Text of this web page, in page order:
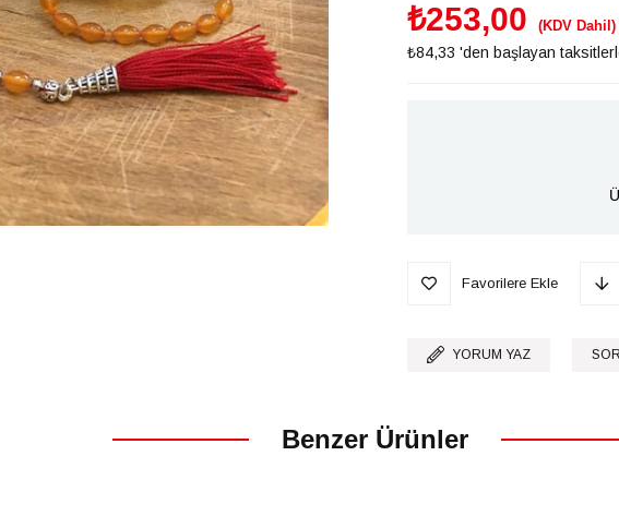
₺253,00 (KDV Dahil)
₺84,33 'den başlayan
Favorilere Ekle
YORUM YAZ
Benzer Ürünler